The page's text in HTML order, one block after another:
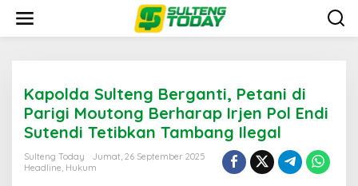
konten
Kapolda Sulteng Berganti, Petani di
Parigi Moutong Berharap Irjen Pol Endi
Sutendi Tetibkan Tambang Ilegal
Sulteng Today
Jumat, 26 September 2025
Headline, Hukum